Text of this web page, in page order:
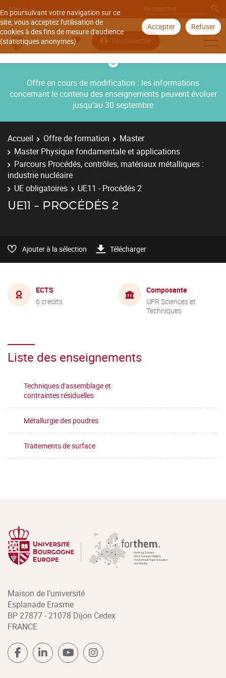
En poursuivant votre navigation sur ce
site, vous acceptez l'utilisation de
cookies à des fins de mesure d'audience
(statistiques anonymes).
Accepter Refuser
Aller à
Se connecter
Offre en cours de modification : les informations
concernant le contenu des enseignements peuvent évoluer
jusqu’au 30 septembre
Accueil Offre de formation
Master
Master Physique fondamentale et applications
Parcours Procédés, contrôles, matériaux métalliques :
industrie nucléaire
UE obligatoires
UE11 - Procédés 2
UE11 - PROCÉDÉS 2
Ajouter à la sélection Télécharger
ECTS
6 crédits
Composante
UFR Sciences et
Techniques
Liste des enseignements
Techniques d'assemblage et
contraintes résiduelles
Métallurgie des poudres
Traitements de surface
Maison de l'université
Esplanade Erasme
BP 27877 - 21078 Dijon Cedex
FRANCE